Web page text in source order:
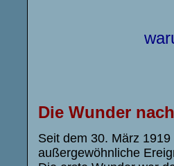
Die Wunder
Seit dem 30. März
außergewöhnliche